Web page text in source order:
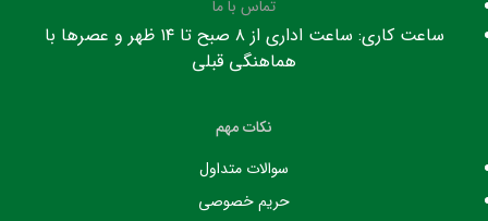
تماس با ما
ساعت کاری: ساعت اداری از ۸ صبح تا ۱۴ ظهر و عصرها با
هماهنگی قبلی
نکات مهم
سوالات متداول
حریم خصوصی